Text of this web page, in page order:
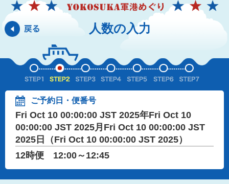
人数の入力
ご予約日・便番号
Fri Oct 10 00:00:00 JST 2025年Fri Oct 10
00:00:00 JST 2025月Fri Oct 10 00:00:00 JST
2025日（Fri Oct 10 00:00:00 JST 2025）
12時便 12:00～12:45